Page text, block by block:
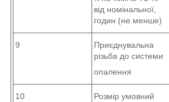
від номінальної,
годин (не менше)
9
Приєднувальна
різьба до системи
опалення
10
Розмір умовний